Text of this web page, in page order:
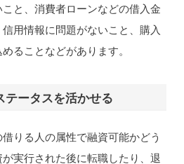
と、消費者ローンなどの借入金
用情報に問題がないこと、購入
ることなどがあります。
テータスを活かせる
りる人の属性で融資可能かどう
実行された後に転職したり、退